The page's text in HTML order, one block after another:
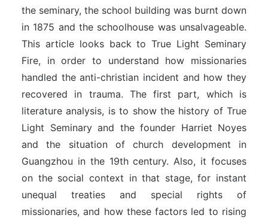
the seminary, the school building was burnt down
in 1875 and the schoolhouse was unsalvageable.
This article looks back to True Light Seminary
Fire, in order to understand how missionaries
handled the anti-christian incident and how they
recovered in trauma. The first part, which is
literature analysis, is to show the history of True
Light Seminary and the founder Harriet Noyes
and the situation of church development in
Guangzhou in the 19th century. Also, it focuses
on the social context in that stage, for instant
unequal treaties and special rights of
missionaries, and how these factors led to rising